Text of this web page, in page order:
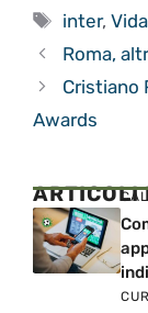
Tag
inter,
Roma,
Cristiano
Awards
ARTICOLI